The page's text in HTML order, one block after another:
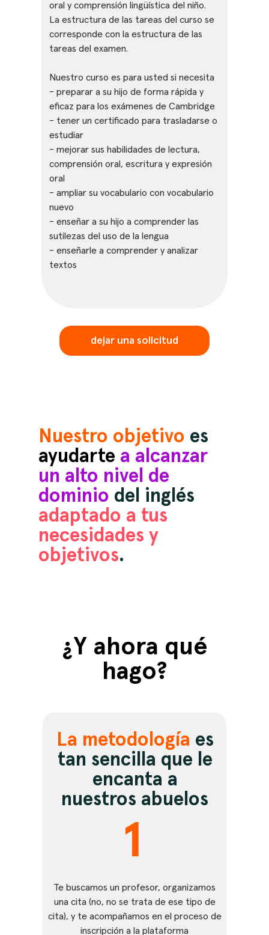
oral y comprensión lingüística del niño.
La estructura de las tareas del curso se
corresponde con la estructura de las
tareas del examen.
Nuestro curso es para usted si necesita
- preparar a su hijo de forma rápida y
eficaz para los exámenes de Cambridge
- tener un certificado para trasladarse o
estudiar
- mejorar sus habilidades de lectura,
comprensión oral, escritura y expresión
oral
- ampliar su vocabulario con vocabulario
nuevo
- enseñar a su hijo a comprender las
sutilezas del uso de la lengua
- enseñarle a comprender y analizar
textos
dejar una solicitud
Nuestro objetivo es
ayudarte a alcanzar
un alto nivel de
dominio del inglés
adaptado a tus
necesidades y
objetivos.
La metodología es
tan sencilla que le
encanta a
nuestros abuelos
1
Te buscamos un profesor, organizamos
una cita (no, no se trata de ese tipo de
cita), y te acompañamos en el proceso de
inscripción a la plataforma
¿Y ahora qué
hago?